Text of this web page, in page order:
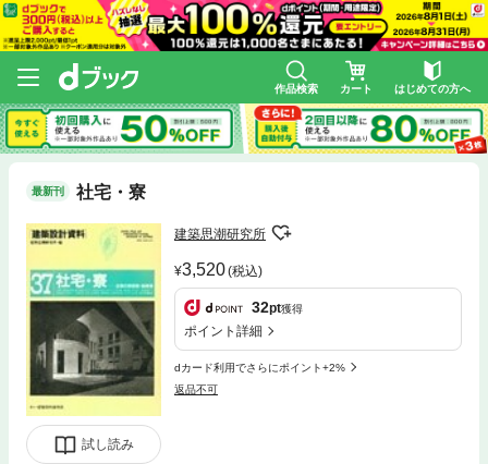
作品検索 カート はじめての方へ
最新刊 社宅・寮
試し読み
建築思潮研究所
3,520(税込)
32pt獲得
ポイント詳細
dカード利用でさらにポイント+2%
返品不可